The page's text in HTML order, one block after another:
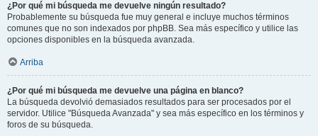
¿Por qué mi búsqueda me devuelve ningún resultado?
Probablemente su búsqueda fue muy general e incluye muchos términos
comunes que no son indexados por phpBB. Sea más específico y utilice las
opciones disponibles en la búsqueda avanzada.
Arriba
¿Por qué mi búsqueda me devuelve una página en blanco?
La búsqueda devolvió demasiados resultados para ser procesados por el
servidor. Utilice "Búsqueda Avanzada" y sea más específico en los términos y
foros de su búsqueda.